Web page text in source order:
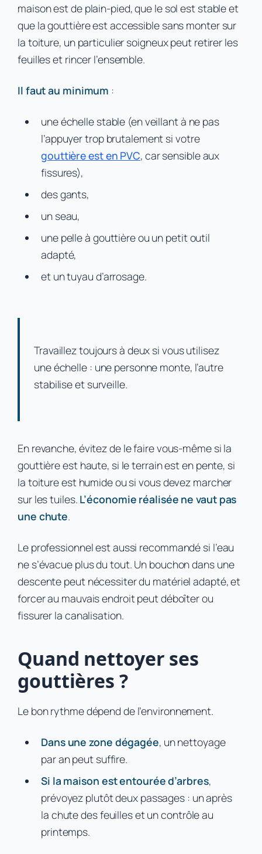
maison est de plain-pied, que le sol est stable et
que la gouttière est accessible sans monter sur
la toiture, un particulier soigneux peut retirer les
feuilles et rincer l’ensemble.
Il faut au minimum :
une échelle stable (en veillant à ne pas
l’appuyer trop brutalement si votre
gouttière est en PVC, car sensible aux
fissures),
des gants,
un seau,
une pelle à gouttière ou un petit outil
adapté,
et un tuyau d’arrosage.
Travaillez toujours à deux si vous utilisez
une échelle : une personne monte, l’autre
stabilise et surveille.
En revanche, évitez de le faire vous-même si la
gouttière est haute, si le terrain est en pente, si
la toiture est humide ou si vous devez marcher
sur les tuiles. L’économie réalisée ne vaut pas
une chute.
Le professionnel est aussi recommandé si l’eau
ne s’évacue plus du tout. Un bouchon dans une
descente peut nécessiter du matériel adapté, et
forcer au mauvais endroit peut déboîter ou
fissurer la canalisation.
Quand nettoyer ses
gouttières ?
Le bon rythme dépend de l’environnement.
Dans une zone dégagée, un nettoyage
par an peut suffire.
Si la maison est entourée d’arbres,
prévoyez plutôt deux passages : un après
la chute des feuilles et un contrôle au
printemps.